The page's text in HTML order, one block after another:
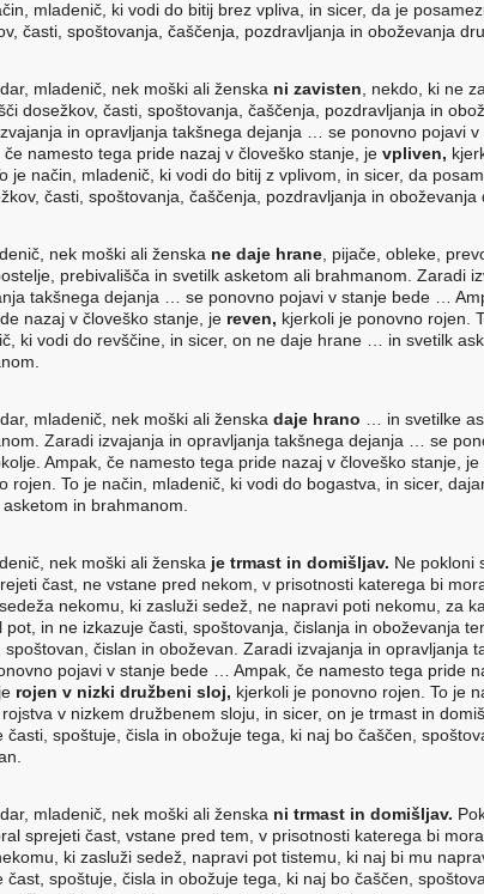
mladenič, ki vodi do bitij brez vpliva, in sicer, da je
časti, spoštovanja, čaščenja, pozdravljanja in oboževanja
mladenič, nek moški ali ženska ni zavisten , nekdo, ki ne
dosežkov, časti, spoštovanja, čaščenja, pozdravljanja in
in opravljanja takšnega dejanja … se ponovno pojavi v
če namesto tega pride nazaj v človeško stanje, je vpliven,
je način, mladenič, ki vodi do bitij z vplivom, in sicer, da
časti, spoštovanja, čaščenja, pozdravljanja in oboževanja
nek moški ali ženska ne daje hrane , pijače, obleke,
prebivališča in svetilk asketom ali brahmanom. Zaradi
takšnega dejanja … se ponovno pojavi v stanje bede …
nazaj v človeško stanje, je reven, kjerkoli je ponovno rojen.
ki vodi do revščine, in sicer, on ne daje hrane … in svetilk
mladenič, nek moški ali ženska daje hrano … in svetilke
Zaradi izvajanja in opravljanja takšnega dejanja … se
Ampak, če namesto tega pride nazaj v človeško stanje, je
rojen. To je način, mladenič, ki vodi do bogastva, in sicer,
in brahmanom.
nek moški ali ženska je trmast in domišljav. Ne pokloni
čast, ne vstane pred nekom, v prisotnosti katerega bi
nekomu, ki zasluži sedež, ne napravi poti nekomu, za
pot, in ne izkazuje časti, spoštovanja, čislanja in oboževanja
spoštovan, čislan in oboževan. Zaradi izvajanja in opravljanja
pojavi v stanje bede … Ampak, če namesto tega pride
rojen v nizki družbeni sloj, kjerkoli je ponovno rojen. To je
v nizkem družbenem sloju, in sicer, on je trmast in
časti, spoštuje, čisla in obožuje tega, ki naj bo čaščen,
mladenič, nek moški ali ženska ni trmast in domišljav.
sprejeti čast, vstane pred tem, v prisotnosti katerega bi
ki zasluži sedež, napravi pot tistemu, ki naj bi mu
čast, spoštuje, čisla in obožuje tega, ki naj bo čaščen,